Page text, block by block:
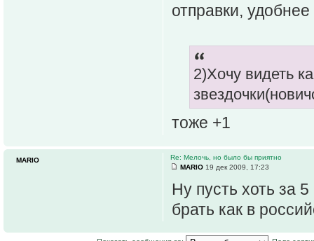
отправки, удобнее
2)Хочу видеть
тоже +1
Re: Мелочь, но было бы приятно
МАRIO 19 дек 2009, 17:23
Ну пусть хоть за
брать как в
МАRIO